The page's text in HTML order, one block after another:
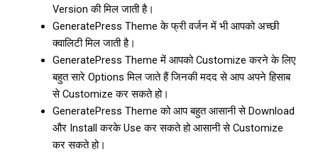
Version की मिल जाती है।
GeneratePress Theme के फ्री वर्जन में भी आपको अच्छी
क्वालिटी मिल जाती है।
GeneratePress Theme में आपको Customize करने के लिए
बहुत सारे Options मिल जाते हैं जिनकी मदद से आप अपने हिसाब
से Customize कर सकते हो।
GeneratePress Theme को आप बहुत आसानी से Download
और Install करके Use कर सकते हो आसानी से Customize
कर सकते हो।